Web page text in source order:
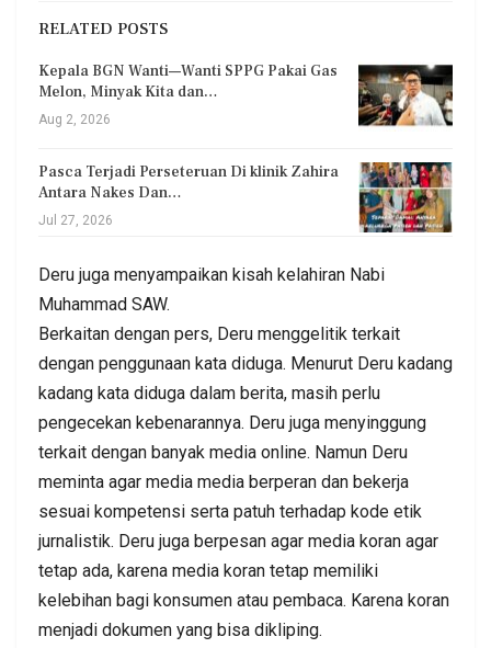
RELATED POSTS
Kepala BGN Wanti—Wanti SPPG Pakai Gas
Melon, Minyak Kita dan…
Aug 2, 2026
Pasca Terjadi Perseteruan Di klinik Zahira
Antara Nakes Dan…
Jul 27, 2026
Deru juga menyampaikan kisah kelahiran Nabi
Muhammad SAW.
Berkaitan dengan pers, Deru menggelitik terkait
dengan penggunaan kata diduga. Menurut Deru kadang
kadang kata diduga dalam berita, masih perlu
pengecekan kebenarannya. Deru juga menyinggung
terkait dengan banyak media online. Namun Deru
meminta agar media media berperan dan bekerja
sesuai kompetensi serta patuh terhadap kode etik
jurnalistik. Deru juga berpesan agar media koran agar
tetap ada, karena media koran tetap memiliki
kelebihan bagi konsumen atau pembaca. Karena koran
menjadi dokumen yang bisa dikliping.